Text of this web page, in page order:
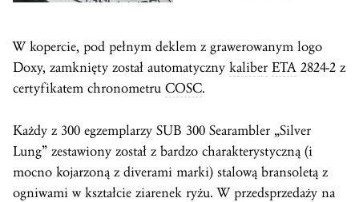
W kopercie, pod pełnym deklem z grawerowanym logo
Doxy, zamknięty został automatyczny kaliber ETA 2824-2 z
certyfikatem chronometru COSC.
Każdy z 300 egzemplarzy SUB 300 Searambler „Silver
Lung” zestawiony został z bardzo charakterystyczną (i
mocno kojarzoną z diverami marki) stalową bransoletą z
ogniwami w kształcie ziarenek ryżu. W przedsprzedaży na